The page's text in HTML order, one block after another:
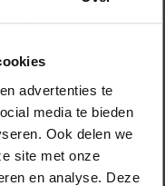
advertenties te
media te bieden
Ook delen we
site met onze
en analyse. Deze
& Senaat